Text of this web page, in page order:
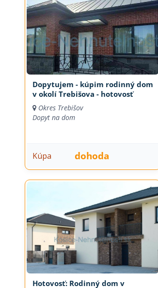
Dopytujem - kúpim rodinný dom
v okolí Trebišova - hotovosť
Okres Trebišov
Dopyt na dom
Kúpa dohoda
Hotovosť: Rodinný dom v